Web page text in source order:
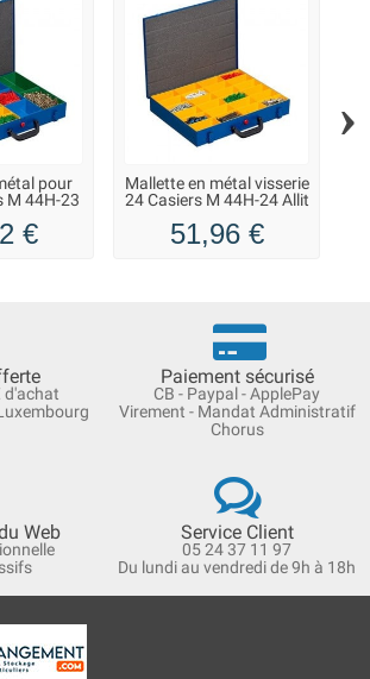
pour
M 44H-23
€
Mallette en métal visserie
24 Casiers M 44H-24 Allit
51,96 €
›
d'achat
Paiement sécurisé
CB - Paypal - ApplePay
Virement - Mandat Administratif
Chorus
Web Service Client
05 24 37 11 97
Du lundi au vendredi de 9h à 18h